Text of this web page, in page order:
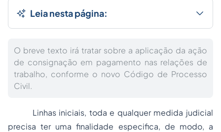
Leia nesta página:
O breve texto irá tratar sobre a aplicação da ação
de consignação em pagamento nas relações de
trabalho, conforme o novo Código de Processo
Civil.
Linhas iniciais, toda e qualquer medida judicial
precisa ter uma finalidade especifica, de modo, a